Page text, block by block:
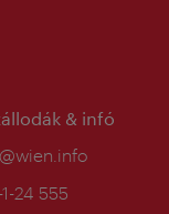
& infó
24 555